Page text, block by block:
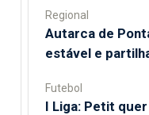
Regional
Autarca de
estável e
Futebol
I Liga: Petit